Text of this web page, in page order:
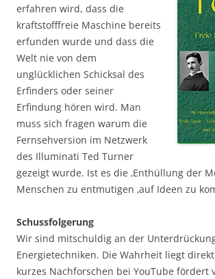
erfahren wird, dass die
kraftstofffreie Maschine bereits
erfunden wurde und dass die
Welt nie von dem
unglücklichen Schicksal des
Erfinders oder seiner
Erfindung hören wird. Man
muss sich fragen warum die
Fernsehversion im Netzwerk
des Illuminati Ted Turner
gezeigt wurde. Ist es die ‚Enthüllung der
Menschen zu entmutigen ‚auf Ideen zu
Schussfolgerung
Wir sind mitschuldig an der
Energietechniken. Die Wahrheit liegt
kurzes Nachforschen bei YouTube fördert